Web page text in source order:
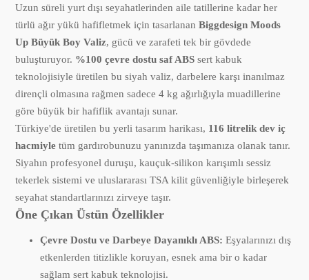
Uzun süreli yurt dışı seyahatlerinden aile tatillerine kadar her
türlü ağır yükü hafifletmek için tasarlananBiggdesign Moods
Up Büyük Boy Valiz, gücü ve zarafeti tek bir gövdede
buluşturuyor. %100 çevre dostu saf ABS sert kabuk
teknolojisiyle üretilen bu siyah valiz, darbelere karşı inanılmaz
dirençli olmasına rağmen sadece 4 kg ağırlığıyla muadillerine
göre büyük bir hafiflik avantajı sunar.
Türkiye'de üretilen bu yerli tasarım harikası, 116 litrelik dev iç
hacmiyle tüm gardırobunuzu yanınızda taşımanıza olanak tanır.
Siyahın profesyonel duruşu, kauçuk-silikon karışımlı sessiz
tekerlek sistemi ve uluslararası TSA kilit güvenliğiyle birleşerek
seyahat standartlarınızı zirveye taşır.
Öne Çıkan Üstün Özellikler
Çevre Dostu ve Darbeye Dayanıklı ABS: Eşyalarınızı dış
etkenlerden titizlikle koruyan, esnek ama bir o kadar
sağlam sert kabuk teknolojisi.